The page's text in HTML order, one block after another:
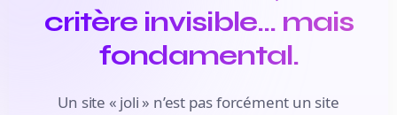
critère invisible… mais
fondamental.
Un site « joli » n’est pas forcément un site